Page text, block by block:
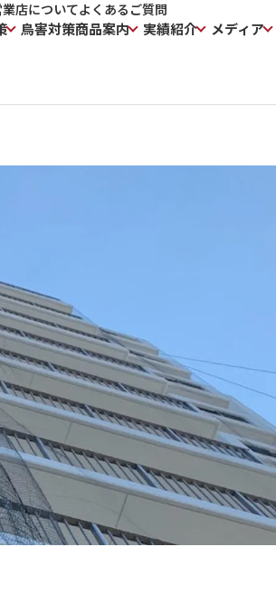
店についてよくあるご質問
鳥害対策商品案内 実績紹介 メディア